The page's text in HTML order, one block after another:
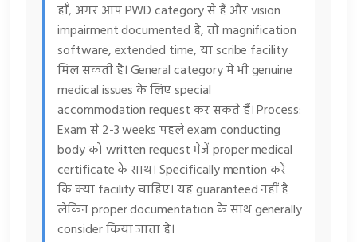
हाँ, अगर आप PWD category से हैं और vision
impairment documented है, तो magnification
software, extended time, या scribe facility
मिल सकती है। General category में भी genuine
medical issues के लिए special
accommodation request कर सकते हैं। Process:
Exam से 2-3 weeks पहले exam conducting
body को written request भेजें proper medical
certificate के साथ। Specifically mention करें
कि क्या facility चाहिए। यह guaranteed नहीं है
लेकिन proper documentation के साथ generally
consider किया जाता है।